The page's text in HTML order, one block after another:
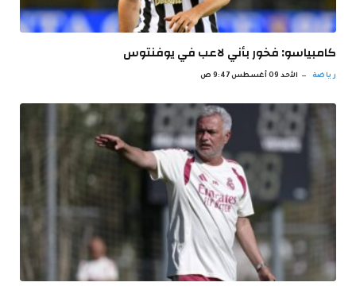
كامبياسو: فخور بأني لاعب في يوفنتوس
رياضة الأحد 09 أغسطس 9:47 ص